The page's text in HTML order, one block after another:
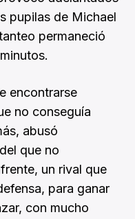
pupilas de Michael
permaneció
encontrarse
no conseguía
abusó
que no
un rival que
para ganar
con mucho